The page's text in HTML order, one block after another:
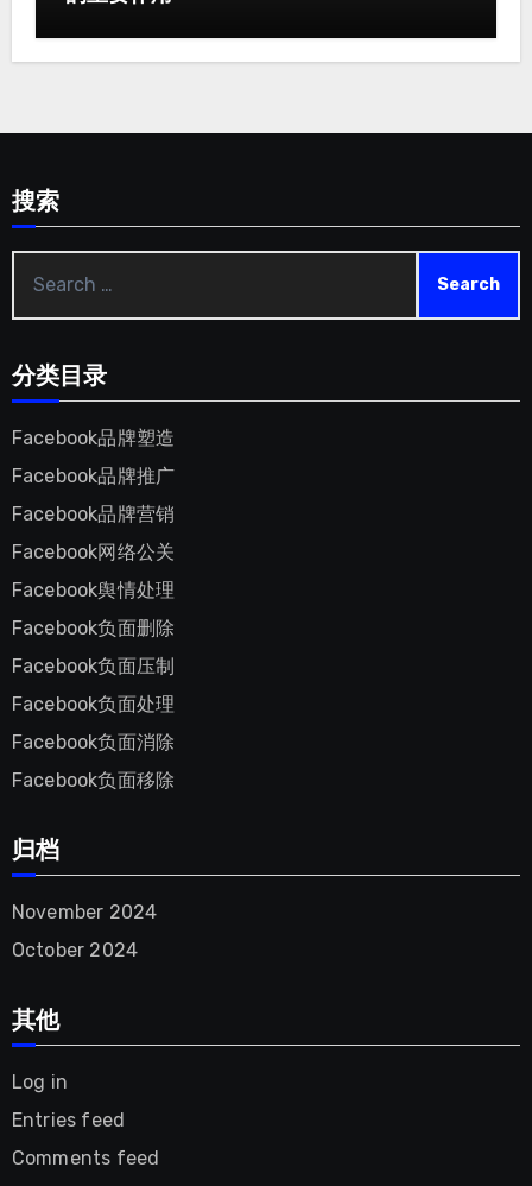
搜索
for:
分类目录
Facebook品牌塑造
Facebook品牌推广
Facebook品牌营销
Facebook网络公关
Facebook舆情处理
Facebook负面删除
Facebook负面压制
Facebook负面处理
Facebook负面消除
Facebook负面移除
归档
November 2024
October 2024
其他
Log in
Entries feed
Comments feed